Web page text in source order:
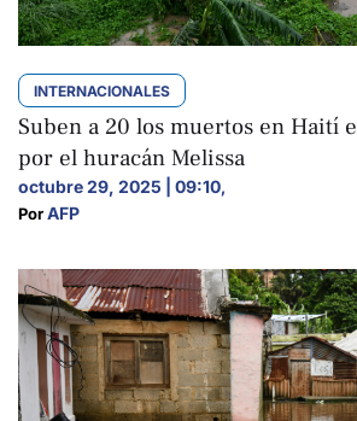
INTERNACIONALES
Suben a 20 los muertos en Haití
por el huracán Melissa
octubre 29, 2025 | 09:10,
Por AFP